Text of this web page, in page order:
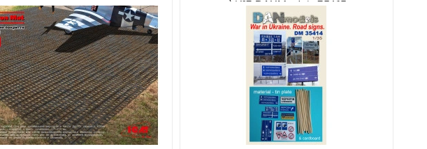
дерево) №3 DANModels 35415